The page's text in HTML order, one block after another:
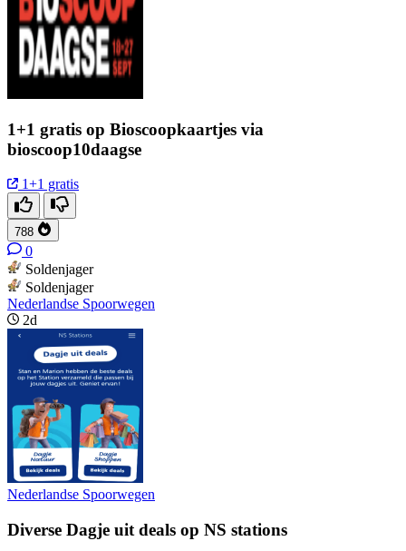
1+1 gratis op Bioscoopkaartjes via
bioscoop10daagse
1+1 gratis
788
0
Soldenjager
Soldenjager
Nederlandse Spoorwegen
2d
Nederlandse Spoorwegen
Diverse Dagje uit deals op NS stations